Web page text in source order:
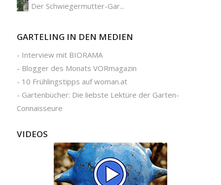
Der Schwiegermutter-Gar...
GARTELING IN DEN MEDIEN
- Interview mit BIORAMA
- Blogger des Monats VORmagazin
- 10 Frühlingstipps auf woman.at
- Gartenbücher: Die liebste Lektüre der Garten-
Connaisseure
VIDEOS